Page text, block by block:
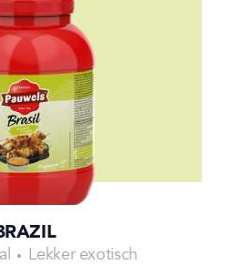
Lekker exotisch